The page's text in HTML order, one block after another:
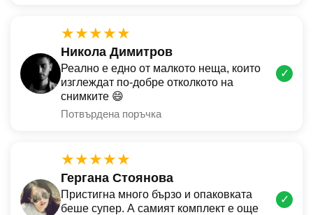
★★★★★
Никола Димитров
Реално е едно от малкото неща, които
изглеждат по-добре отколкото на
снимките 😄
Потвърдена поръчка
✓
★★★★★
Гергана Стоянова
Пристигна много бързо и опаковката
беше супер. А самият комплект е още
✓